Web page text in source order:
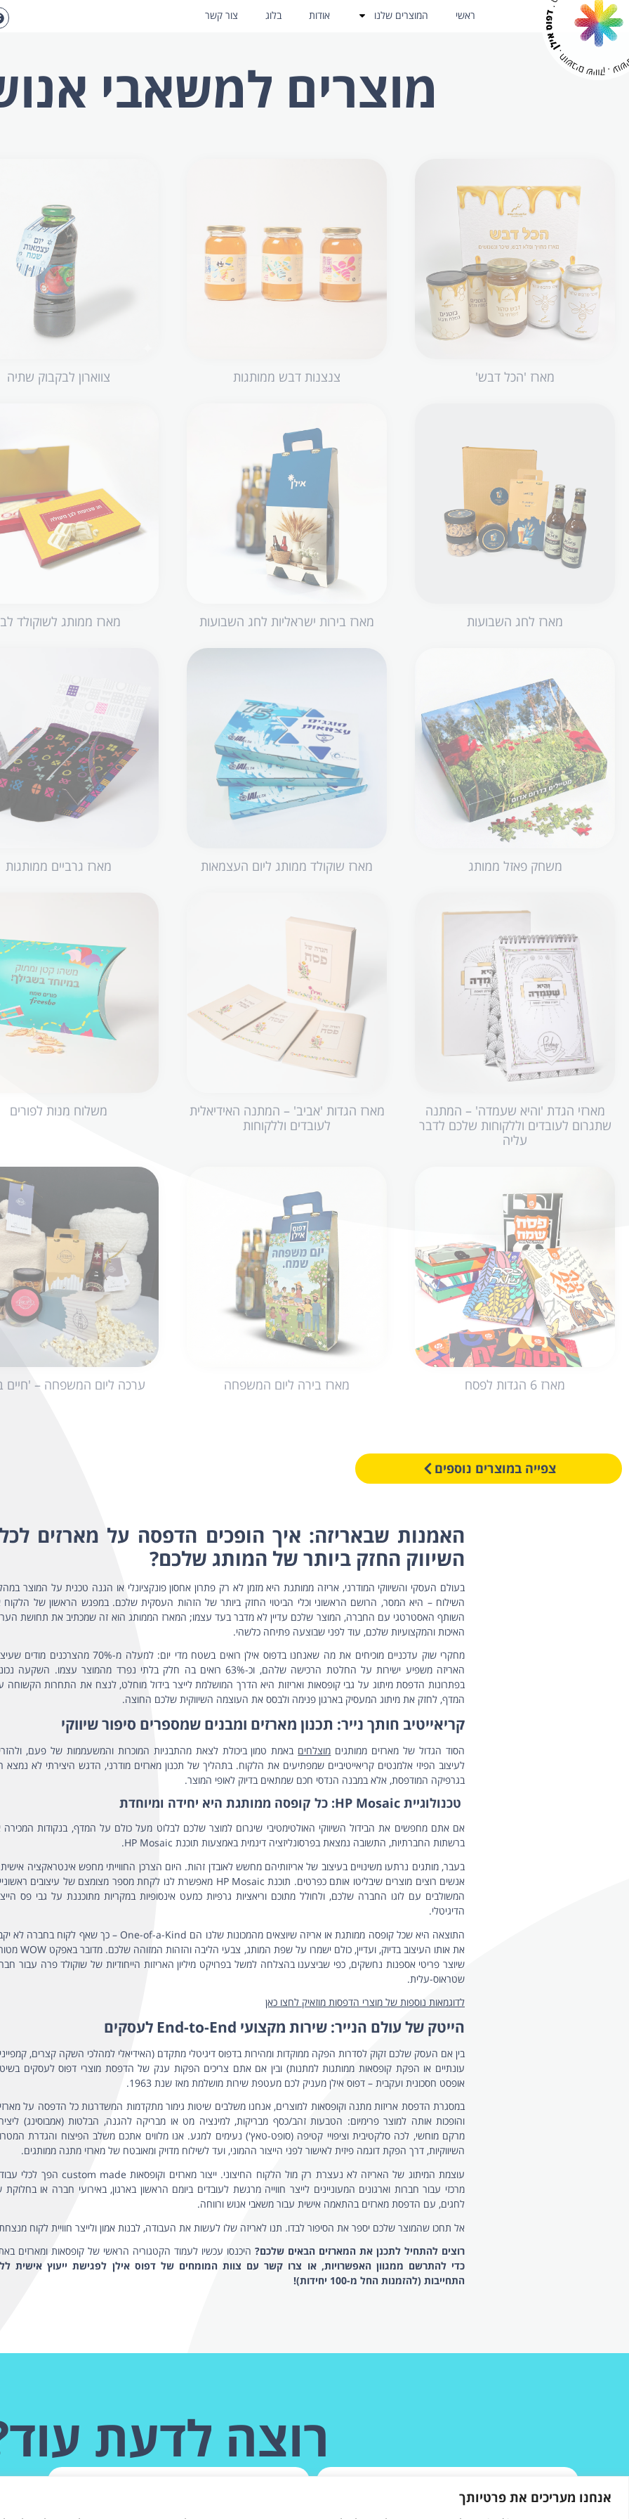
אנחנו מעריכים את פרטיותך
ראשי המוצרים שלנו אודות בלוג צור קשר
מוצרים למשאבי
מארז 'הכל דבש' צנצנות דבש ממותגות צווארון לבקבוק שתיה
מארז לחג השבועות מארז בירות ישראליות לחג השבועות מארז ממותג לשוקולד
משחק פאזל ממותג מארז שוקולד ממותג ליום העצמאות מארז גרביים ממותגות
מארזי הגדת 'והיא שעמדה' – המתנה
שתגרום לעובדים וללקוחות שלכם לדבר
עליה
מארז הגדות 'אביב' – המתנה האידיאלית
לעובדים וללקוחות
משלוח מנות לפורים
מארז 6 הגדות לפסח מארז בירה ליום המשפחה ערכה ליום המשפחה – 'חיים
מארז לחפיסות שוקולד קופסת פופקורן ממותגת ערכת עובד חדש –
מארז סופגניות מפנק לחנוכה מארז נרות ושמן זית איכותי מארזי שוקולד ממותגים
קופסת נרות ממותגת ושירון נר חנוכה – סרט לראש
צפייה במוצרים נוספים
האמנות שבאריזה: איך הופכים הדפסה על מארזים
השיווק החזק ביותר של המותג שלכם?
השותף האסטרטגי עם החברה, המוצר שלכם עדיין לא מדבר בעד עצמו; המארז הממותג הוא זה שמכתיב את תחושת
בפתרונות הדפסת מיתוג על גבי קופסאות ואריזות היא הדרך המושלמת לייצר בידול מוחלט, לנצח את התחרות הקשוחה
המדף, לחזק את מיתוג המעסיק בארגון פנימה ולבסס את העוצמה השיווקית שלכם החוצה.
קריאייטיב חותך נייר: תכנון מארזים ומבנים שמספרים סיפור שיווקי
לעיצוב הפיזי אלמנטים קריאייטיביים שמפתיעים את הלקוח. בתהליך של תכנון מארזים מודרני, הדגש היצירתי לא נמצא רק